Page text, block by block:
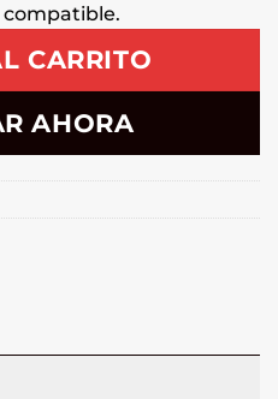
CARRITO
AHORA